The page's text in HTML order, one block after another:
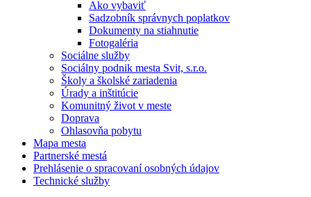
Ako vybaviť
Sadzobník správnych poplatkov
Dokumenty na stiahnutie
Fotogaléria
Sociálne služby
Sociálny podnik mesta Svit, s.r.o.
Školy a školské zariadenia
Úrady a inštitúcie
Komunitný život v meste
Doprava
Ohlasovňa pobytu
Mapa mesta
Partnerské mestá
Prehlásenie o spracovaní osobných údajov
Technické služby